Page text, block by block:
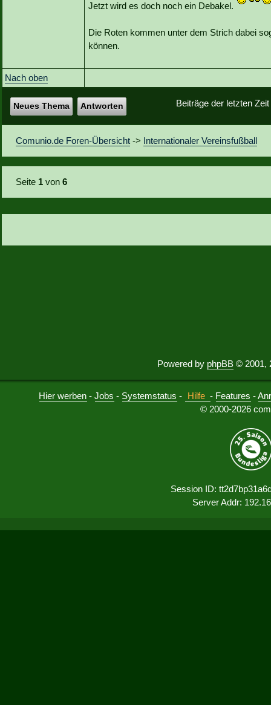
Jetzt wird es doch noch ein Debakel.
Die Roten kommen unter dem Strich dabei
können.
Nach oben
Beiträge der letzten
Neues Thema Antworten
Comunio.de Foren-Übersicht -> Internationaler Vereinsfußball
Seite 1 von6
Powered by phpBB © 2001,
Hier werben -Jobs - Systemstatus - Hilfe - Features -
© 2000-2026
Session ID:
Server Addr: